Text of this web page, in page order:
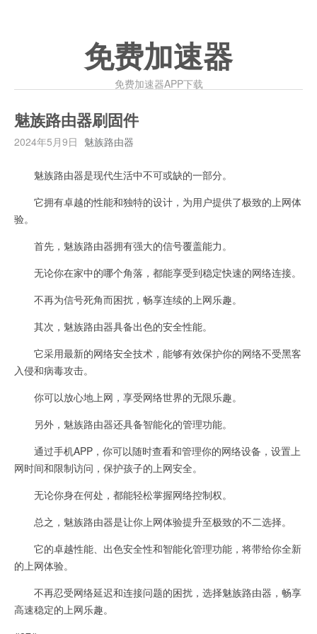
免费加速器
免费加速器APP下载
魅族路由器刷固件
2024年5月9日 魅族路由器
魅族路由器是现代生活中不可或缺的一部分。
它拥有卓越的性能和独特的设计，为用户提供了极致的上网体
验。
首先，魅族路由器拥有强大的信号覆盖能力。
无论你在家中的哪个角落，都能享受到稳定快速的网络连接。
不再为信号死角而困扰，畅享连续的上网乐趣。
其次，魅族路由器具备出色的安全性能。
它采用最新的网络安全技术，能够有效保护你的网络不受黑客
入侵和病毒攻击。
你可以放心地上网，享受网络世界的无限乐趣。
另外，魅族路由器还具备智能化的管理功能。
通过手机APP，你可以随时查看和管理你的网络设备，设置上
网时间和限制访问，保护孩子的上网安全。
无论你身在何处，都能轻松掌握网络控制权。
总之，魅族路由器是让你上网体验提升至极致的不二选择。
它的卓越性能、出色安全性和智能化管理功能，将带给你全新
的上网体验。
不再忍受网络延迟和连接问题的困扰，选择魅族路由器，畅享
高速稳定的上网乐趣。